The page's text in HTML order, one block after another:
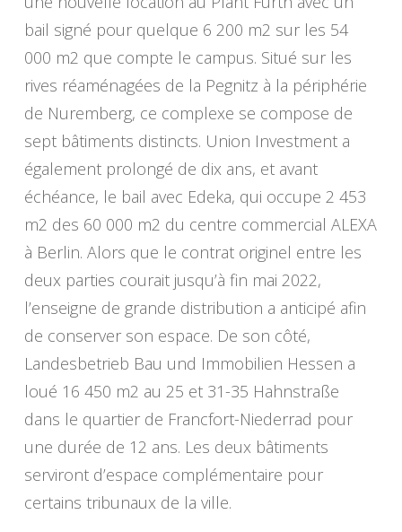
bail signé pour quelque 6 200 m2 sur les 54
000 m2 que compte le campus. Situé sur les
rives réaménagées de la Pegnitz à la périphérie
de Nuremberg, ce complexe se compose de
sept bâtiments distincts. Union Investment a
également prolongé de dix ans, et avant
échéance, le bail avec Edeka, qui occupe 2 453
m2 des 60 000 m2 du centre commercial ALEXA
à Berlin. Alors que le contrat originel entre les
deux parties courait jusqu’à fin mai 2022,
l’enseigne de grande distribution a anticipé afin
de conserver son espace. De son côté,
Landesbetrieb Bau und Immobilien Hessen a
loué 16 450 m2 au 25 et 31-35 Hahnstraße
dans le quartier de Francfort-Niederrad pour
une durée de 12 ans. Les deux bâtiments
serviront d’espace complémentaire pour
certains tribunaux de la ville.